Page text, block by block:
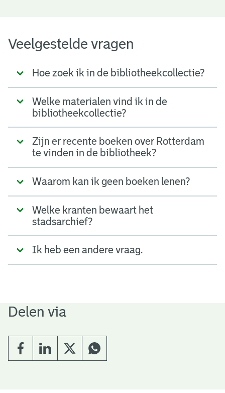
Veelgestelde vragen
Hoe zoek ik in de bibliotheekcollectie?
Welke materialen vind ik in de
bibliotheekcollectie?
Zijn er recente boeken over Rotterdam
te vinden in de bibliotheek?
Waarom kan ik geen boeken lenen?
Welke kranten bewaart het
stadsarchief?
Ik heb een andere vraag.
Delen via